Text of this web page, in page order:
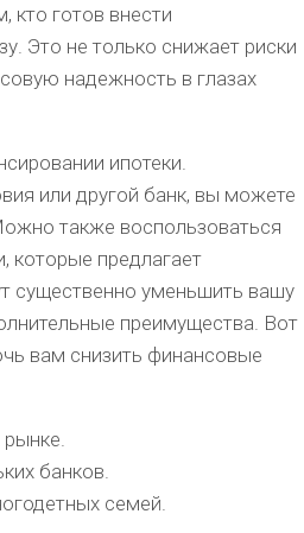
кто готов внести
Это не только снижает риски
надежность в глазах
ипотеки.
или другой банк, вы можете
также воспользоваться
которые предлагает
существенно уменьшить вашу
преимущества. Вот
вам снизить финансовые
банков.
семей.